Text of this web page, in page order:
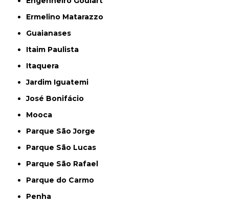
Ermelino Matarazzo
Guaianases
Itaim Paulista
Itaquera
Jardim Iguatemi
José Bonifácio
Mooca
Parque São Jorge
Parque São Lucas
Parque São Rafael
Parque do Carmo
Penha